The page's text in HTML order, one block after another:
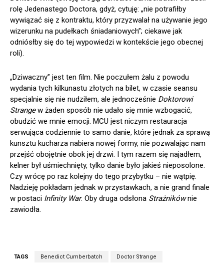
rolę Jedenastego Doctora, gdyż, cytuję: „nie potrafiłby
wywiązać się z kontraktu, który przyzwalał na używanie jego
wizerunku na pudełkach śniadaniowych”; ciekawe jak
odniósłby się do tej wypowiedzi w kontekście jego obecnej
roli).
„Dziwaczny” jest ten film. Nie poczułem żalu z powodu
wydania tych kilkunastu złotych na bilet, w czasie seansu
specjalnie się nie nudziłem, ale jednocześnie Doktorowi
Strangew żaden sposób nie udało się mnie wzbogacić,
obudzić we mnie emocji. MCU jest niczym restauracja
serwująca codziennie to samo danie, które jednak za sprawą
kunsztu kucharza nabiera nowej formy, nie pozwalając nam
przejść obojętnie obok jej drzwi. I tym razem się najadłem,
kelner był uśmiechnięty, tylko danie było jakieś nieposolone.
Czy wrócę po raz kolejny do tego przybytku – nie wątpię.
Nadzieję pokładam jednak w przystawkach, a nie grand finale
w postaci Infinity War. Oby druga odsłona Strażnikównie
zawiodła.
TAGS Benedict Cumberbatch Doctor Strange